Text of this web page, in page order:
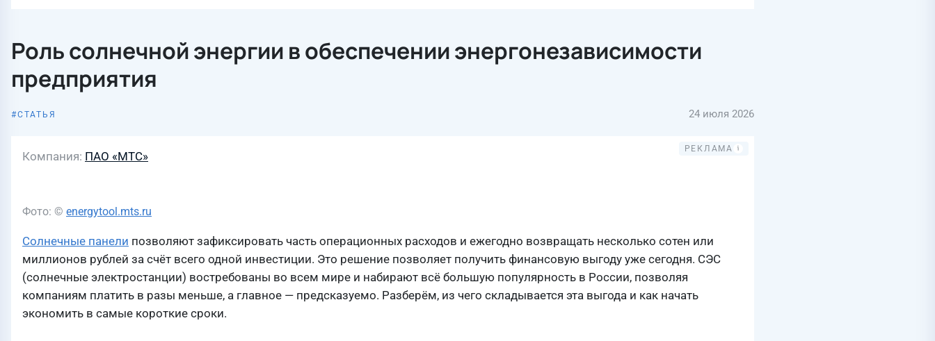
Роль солнечной энергии в обеспечении энергонезависимости
предприятия
СТАТЬЯ 24 июля 2026
Компания ПАО «МТС»
Фото: © energytool.mts.ru
Солнечные панели позволяют зафиксировать часть операционных расходов и ежегодно возвращать несколько сотен или
миллионов рублей за счёт всего одной инвестиции. Это решение позволяет получить финансовую выгоду уже сегодня. СЭС
(солнечные электростанции) востребованы во всем мире и набирают всё большую популярность в России, позволяя
компаниям платить в разы меньше, а главное — предсказуемо. Разберём, из чего складывается эта выгода и как начать
экономить в самые короткие сроки.